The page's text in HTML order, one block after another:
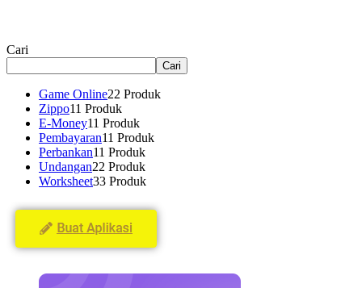
Cari
Cari
Game Online22 Produk
Zippo11 Produk
E-Money11 Produk
Pembayaran11 Produk
Perbankan11 Produk
Undangan22 Produk
Worksheet33 Produk